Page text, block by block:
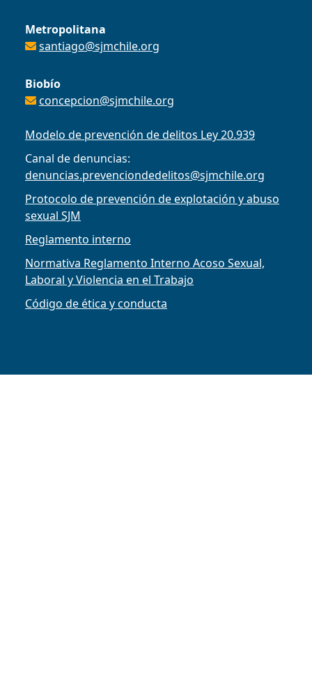
Metropolitana
santiago@sjmchile.org
Biobío
concepcion@sjmchile.org
Modelo de prevención de delitos Ley 20.939
Canal de denuncias:
denuncias.prevenciondedelitos@sjmchile.org
Protocolo de prevención de explotación y abuso
sexual SJM
Reglamento interno
Normativa Reglamento Interno Acoso Sexual,
Laboral y Violencia en el Trabajo
Código de ética y conducta